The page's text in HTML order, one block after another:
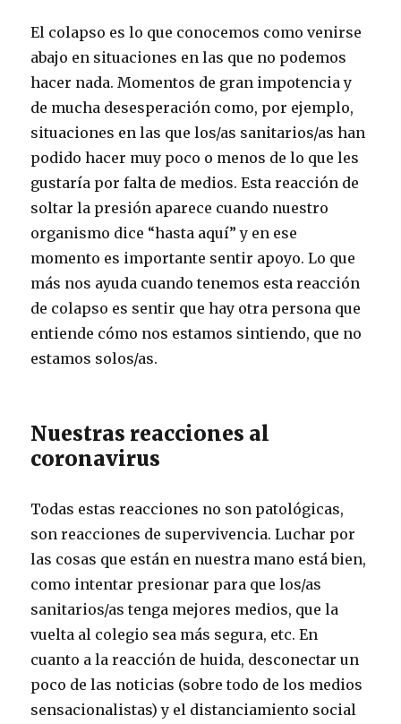
El colapso es lo que conocemos como venirse
abajo en situaciones en las que no podemos
hacer nada. Momentos de gran impotencia y
de mucha desesperación como, por ejemplo,
situaciones en las que los/as sanitarios/as han
podido hacer muy poco o menos de lo que les
gustaría por falta de medios. Esta reacción de
soltar la presión aparece cuando nuestro
organismo dice “hasta aquí” y en ese
momento es importante sentir apoyo. Lo que
más nos ayuda cuando tenemos esta reacción
de colapso es sentir que hay otra persona que
entiende cómo nos estamos sintiendo, que no
estamos solos/as.
Nuestras reacciones al
coronavirus
Todas estas reacciones no son patológicas,
son reacciones de supervivencia. Luchar por
las cosas que están en nuestra mano está bien,
como intentar presionar para que los/as
sanitarios/as tenga mejores medios, que la
vuelta al colegio sea más segura, etc. En
cuanto a la reacción de huida, desconectar un
poco de las noticias (sobre todo de los medios
sensacionalistas) y el distanciamiento social